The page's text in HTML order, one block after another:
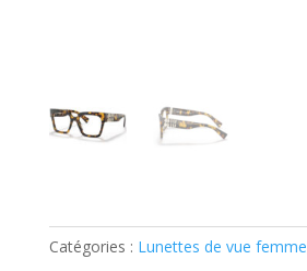
Catégories : Lunettes de vue femme